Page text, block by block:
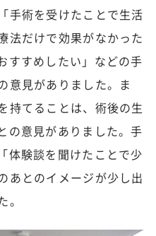
手術を受けたことで生活
法だけで効果がなかった
すすめしたい」などの手
意見がありました。ま
持てることは、術後の生
の意見がありました。手
体験談を聞けたことで少
あとのイメージが少し出